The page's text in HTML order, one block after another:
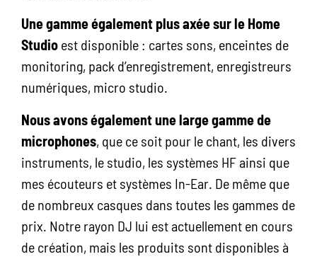
Une gamme également plus axée sur le Home
Studio est disponible : cartes sons, enceintes de
monitoring, pack d’enregistrement, enregistreurs
numériques, micro studio.
Nous avons également une large gamme de
microphones, que ce soit pour le chant, les divers
instruments, le studio, les systèmes HF ainsi que
mes écouteurs et systèmes In-Ear. De même que
de nombreux casques dans toutes les gammes de
prix. Notre rayon DJ lui est actuellement en cours
de création, mais les produits sont disponibles à